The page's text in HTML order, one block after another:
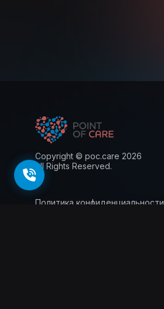
Copyright © poc.care 2026
All Rights Reserved.
Политика конфиденциальности